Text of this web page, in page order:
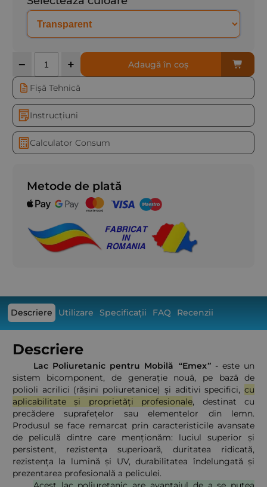
− + Adaugă în coș
Fișă Tehnică
Instrucțiuni
Calculator Consum
Metode de plată
Descriere Utilizare Specificații FAQ Recenzii
Descriere
Lac Poliuretanic pentru Mobilă “Emex”- este un
sistem bicomponent, de generație nouă, pe bază de
polioli acrilici (rășini poliuretanice) și aditivi specifici,cu
aplicabilitate și proprietăți profesionale, destinat cu
precădere suprafețelor sau elementelor din lemn.
Produsul se face remarcat prin caracteristicile avansate
de peliculă dintre care menționăm: luciul superior și
persistent, rezistența superioară, duritatea ridicată,
rezistența la lumină și UV, durabilitatea îndelungată și
prezentarea profesională a peliculei.